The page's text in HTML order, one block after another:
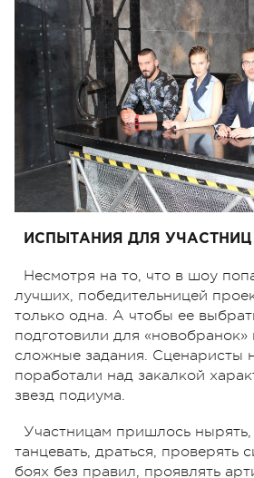
ИСПЫТАНИЯ ДЛЯ УЧАСТНИЦ
Несмотря на то, что в шоу
лучших, победительницей
только одна. А чтобы ее
подготовили для «новобранок»
сложные задания. Сценаристы
поработали над закалкой
звезд подиума.
Участницам пришлось
танцевать, драться, проверять
боях без правил, проявлять